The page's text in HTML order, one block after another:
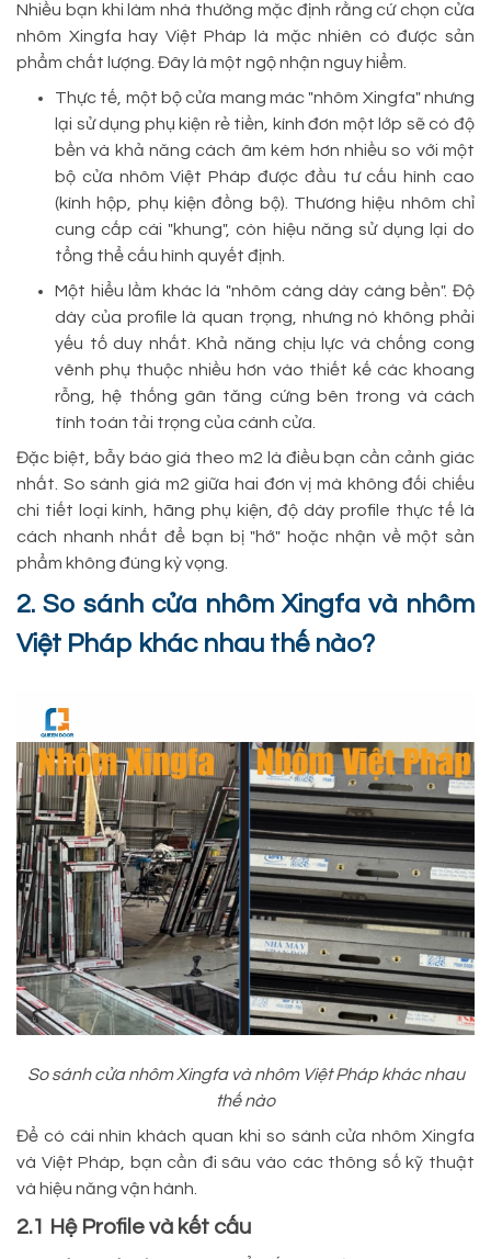
Nhiều bạn khi làm nhà thường mặc định rằng cứ chọn cửa
nhôm Xingfa hay Việt Pháp là mặc nhiên có được sản
phẩm chất lượng. Đây là một ngộ nhận nguy hiểm.
Thực tế, một bộ cửa mang mác "nhôm Xingfa" nhưng
lại sử dụng phụ kiện rẻ tiền, kính đơn một lớp sẽ có độ
bền và khả năng cách âm kém hơn nhiều so với một
bộ cửa nhôm Việt Pháp được đầu tư cấu hình cao
(kính hộp, phụ kiện đồng bộ). Thương hiệu nhôm chỉ
cung cấp cái "khung", còn hiệu năng sử dụng lại do
tổng thể cấu hình quyết định.
Một hiểu lầm khác là "nhôm càng dày càng bền". Độ
dày của profile là quan trọng, nhưng nó không phải
yếu tố duy nhất. Khả năng chịu lực và chống cong
vênh phụ thuộc nhiều hơn vào thiết kế các khoang
rỗng, hệ thống gân tăng cứng bên trong và cách
tính toán tải trọng của cánh cửa.
Đặc biệt, bẫy báo giá theo m2 là điều bạn cần cảnh giác
nhất. So sánh giá m2 giữa hai đơn vị mà không đối chiếu
chi tiết loại kính, hãng phụ kiện, độ dày profile thực tế là
cách nhanh nhất để bạn bị "hớ" hoặc nhận về một sản
phẩm không đúng kỳ vọng.
2. So sánh cửa nhôm Xingfa và nhôm
Việt Pháp khác nhau thế nào?
So sánh cửa nhôm Xingfa và nhôm Việt Pháp khác nhau
thế nào
Để có cái nhìn khách quan khi so sánh cửa nhôm Xingfa
và Việt Pháp, bạn cần đi sâu vào các thông số kỹ thuật
và hiệu năng vận hành.
2.1 Hệ Profile và kết cấu